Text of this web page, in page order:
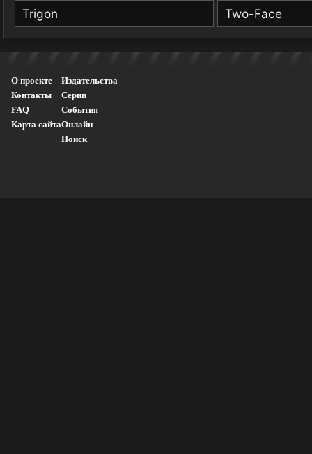
Trigon Two-Face
О проекте
Контакты
FAQ
Карта сайта
Издательства
Серии
События
Онлайн
Поиск